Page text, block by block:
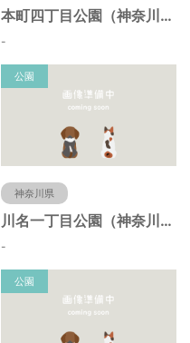
本町四丁目公園（神奈川県藤沢市）
-
公園
神奈川県
川名一丁目公園（神奈川県藤沢市）
-
公園